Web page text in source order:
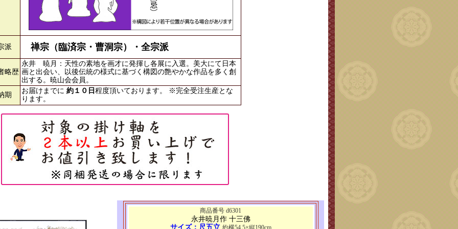
派 禅宗（臨済宗・曹洞宗）・全宗派
略歴
永井 暁月：天性の素地を画才に発揮し各展に入選。美大にて日本
画と出会い、以後伝統の様式に基づく構図の艶やかな作品を多く創
出する。暁山会会員。
期
お届けまでに 約１０日 程度頂いております。 ※完全受注生産とな
ります。
商品番号 d6301
永井暁月作 十三佛
サイズ：尺五立 約横54.5×縦190cm